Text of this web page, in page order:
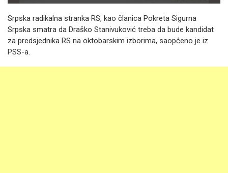
Srpska radikalna stranka RS, kao članica Pokreta Sigurna
Srpska smatra da Draško Stanivuković treba da bude kandidat
za predsjednika RS na oktobarskim izborima, saopćeno je iz
PSS-a.